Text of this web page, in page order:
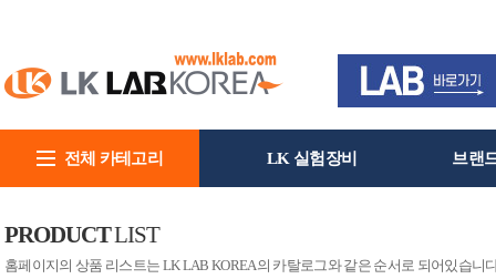
전체 카테고리 LK 실험장비 브랜
PRODUCTLIST
홈페이지의 상품 리스트는 LK LAB KOREA의 카탈로그와 같은 순서로 되어있습